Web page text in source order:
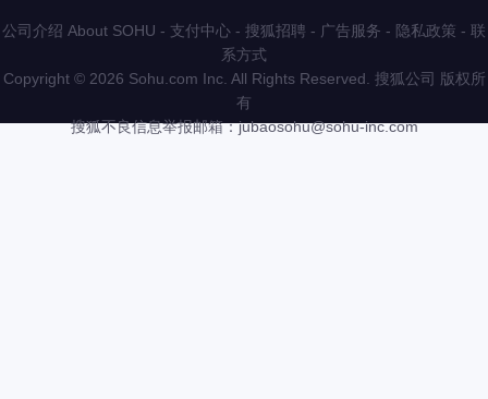
公司介绍 About SOHU - 支付中心 - 搜狐招聘 - 广告服务 - 隐私政策 - 联
系方式
Copyright © 2026 Sohu.com Inc. All Rights Reserved. 搜狐公司 版权所
有
搜狐不良信息举报邮箱：jubaosohu@sohu-inc.com